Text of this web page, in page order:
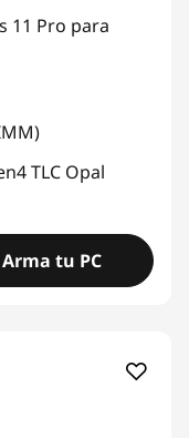
11 Pro para
TLC Opal
Arma tu PC